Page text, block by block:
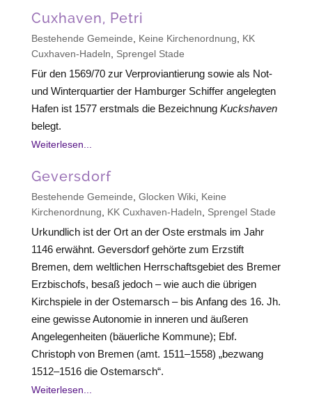
Cuxhaven, Petri
Bestehende Gemeinde Keine Kirchenordnung
KK
Cuxhaven-Hadeln
Sprengel Stade
Für den 1569/70 zur Verproviantierung sowie als Not-
und Winterquartier der Hamburger Schiffer angelegten
Hafen ist 1577 erstmals die Bezeichnung Kuckshaven
belegt.
Weiterlesen...
Geversdorf
Bestehende Gemeinde Glocken Wiki, Keine
Kirchenordnung
KK Cuxhaven-Hadeln Sprengel Stade
Urkundlich ist der Ort an der Oste erstmals im Jahr
1146 erwähnt. Geversdorf gehörte zum Erzstift
Bremen, dem weltlichen Herrschaftsgebiet des Bremer
Erzbischofs, besaß jedoch – wie auch die übrigen
Kirchspiele in der Ostemarsch – bis Anfang des 16. Jh.
eine gewisse Autonomie in inneren und äußeren
Angelegenheiten (bäuerliche Kommune); Ebf.
Christoph von Bremen (amt. 1511–1558) „bezwang
1512–1516 die Ostemarsch“.
Weiterlesen...